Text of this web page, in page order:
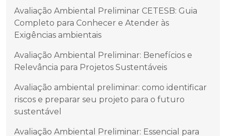
Avaliação Ambiental Preliminar CETESB: Guia
Completo para Conhecer e Atender às
Exigências ambientais
Avaliação Ambiental Preliminar: Benefícios e
Relevância para Projetos Sustentáveis
Avaliação ambiental preliminar: como identificar
riscos e preparar seu projeto para o futuro
sustentável
Avaliação Ambiental Preliminar: Essencial para